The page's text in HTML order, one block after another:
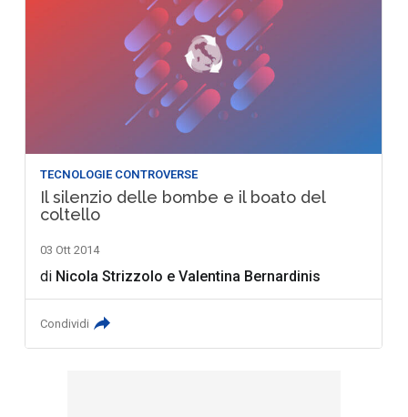
TECNOLOGIE CONTROVERSE
Il silenzio delle bombe e il boato del
coltello
03 Ott 2014
di Nicola Strizzolo eValentina Bernardinis
Condividi